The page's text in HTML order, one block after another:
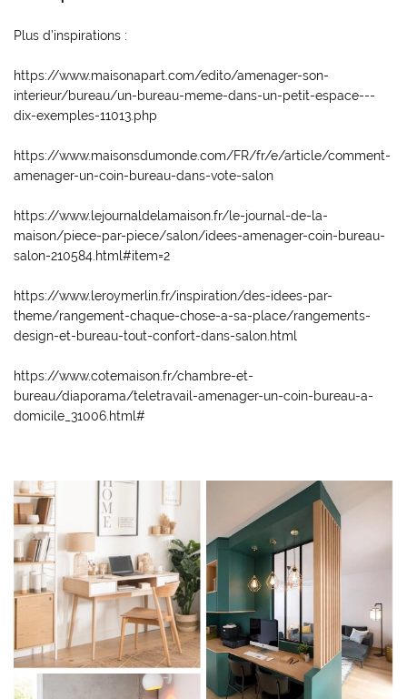
Accueil
/ Louer
Vendre
Gestion - Conciergerie
Avis
Actu'
Contact
Une
Restez
Plus d’inspirations :
https://www.maisonapart.com/edito/amenager-son-
interieur/bureau/un-bureau-meme-dans-un-petit-espace---
dix-exemples-11013.php
https://www.maisonsdumonde.com/FR/fr/e/article/comment-
amenager-un-coin-bureau-dans-vote-salon
https://www.lejournaldelamaison.fr/le-journal-de-la-
maison/piece-par-piece/salon/idees-amenager-coin-bureau-
salon-210584.html#item=2
https://www.leroymerlin.fr/inspiration/des-idees-par-
theme/rangement-chaque-chose-a-sa-place/rangements-
design-et-bureau-tout-confort-dans-salon.html
https://www.cotemaison.fr/chambre-et-
bureau/diaporama/teletravail-amenager-un-coin-bureau-a-
domicile_31006.html#